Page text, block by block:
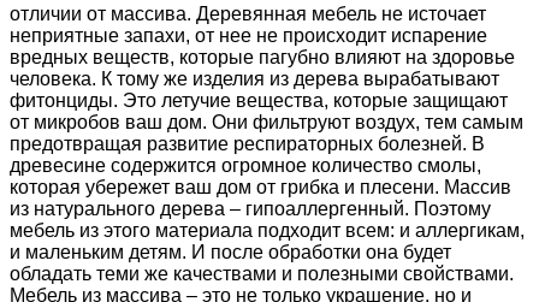
отличии от массива. Деревянная мебель не источает
неприятные запахи, от нее не происходит испарение
вредных веществ, которые пагубно влияют на здоровье
человека. К тому же изделия из дерева вырабатывают
фитонциды. Это летучие вещества, которые защищают
от микробов ваш дом. Они фильтруют воздух, тем самым
предотвращая развитие респираторных болезней. В
древесине содержится огромное количество смолы,
которая убережет ваш дом от грибка и плесени. Массив
из натурального дерева – гипоаллергенный. Поэтому
мебель из этого материала подходит всем: и аллергикам,
и маленьким детям. И после обработки она будет
обладать теми же качествами и полезными свойствами.
Мебель из массива – это не только украшение, но и